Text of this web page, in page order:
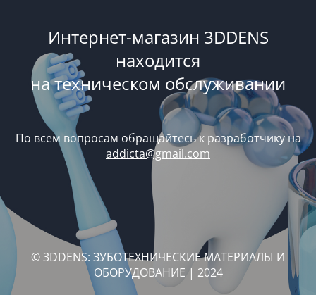
Интернет-магазин 3DDENS
находится
на техническом обслуживании
По всем вопросам обращайтесь к разработчику на
addicta@gmail.com
© 3DDENS: ЗУБОТЕХНИЧЕСКИЕ МАТЕРИАЛЫ И
ОБОРУДОВАНИЕ | 2024